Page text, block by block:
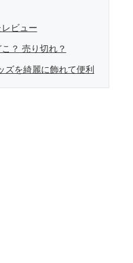
ビュー
？ 売り切れ？
を綺麗に飾れて便利